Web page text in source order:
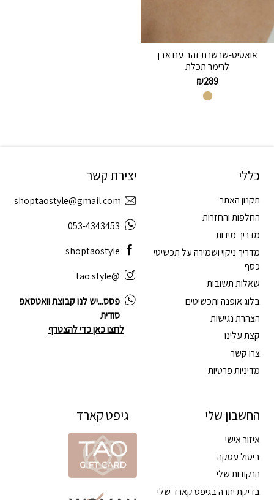
אואסיס-שרשרת זהב עם אבן
לרימר תכלת
₪289
כללי
תקנון האתר
החלפות והחזרות
מדריך מידות
מדריך ניקוי ושמירה על תכשיטי
כסף
שאלות תשובות
בלוג אופנה ותכשיטים
הצהרת נגישות
קצת עלינו
צרו קשר
מדיניות פרטיות
החשבון שלי
איזור אישי
ביטול עסקה
הנקודות שלי
בדיקת יתרה בגיפט קארד שלי
יצירת קשר
shoptaostyle@gmail.com
053-4343453
shoptaostyle
@tao.style
פסס...יש לנו קבוצת וואטסאפ
סודית
לחצו כאן כדי להצטרף
גיפט קארד